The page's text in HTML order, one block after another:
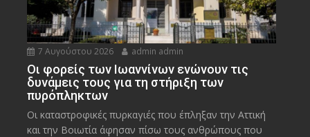
7 Αυγούστου 2026 admin admin
Οι φορείς των Ιωαννίνων ενώνουν τις
δυνάμεις τους για τη στήριξη των
πυρόπληκτων
Οι καταστροφικές πυρκαγιές που έπληξαν την Αττική
και την Bοιωτία άφησαν πίσω τους ανθρώπους που